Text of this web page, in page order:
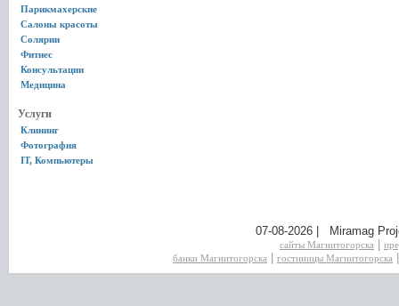
Парикмахерские
Салоны красоты
Солярии
Фитнес
Консультации
Медицина
Услуги
Клининг
Фотография
IT, Компьютеры
07-08-2026 | Miramag
сайты Магнитогорска
банки Магнитогорска
гостиницы Магнитогорска